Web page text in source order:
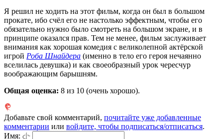
Я решил не ходить на этот фильм, когда он был в большом
прокате, ибо счёл его не настолько эффектным, чтобы его
обязательно нужно было смотреть на большом экране, и в
принципе оказался прав. Тем не менее, фильм заслуживает
внимания как хорошая комедия с великолепной актёрской
игрой Роба Шнайдера (именно в тело его героя нечаянно
вселилась девушка) и как своеобразный урок чересчур
воображающим барышням.
Общая оценка: 8 из 10 (очень хорошо).
Добавьте свой комментарий, почитайте уже добавленные
комментарии или войдите, чтобы подписаться/отписаться.
Имя: